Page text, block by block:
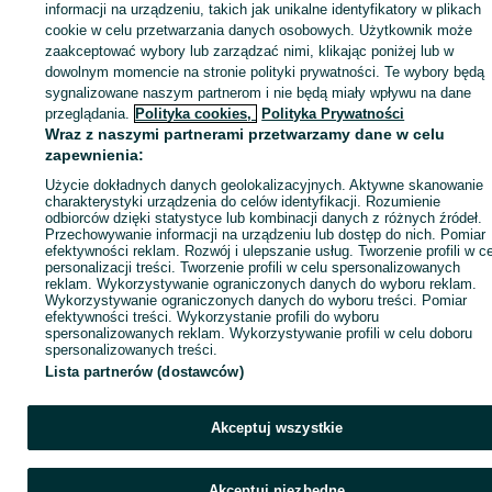
KATEGORIA
ID:1078528615 Wyświetlenia:
informacji na urządzeniu, takich jak unikalne identyfikatory w plikach
cookie w celu przetwarzania danych osobowych. Użytkownik może
zaakceptować wybory lub zarządzać nimi, klikając poniżej lub w
dowolnym momencie na stronie polityki prywatności. Te wybory będą
sygnalizowane naszym partnerom i nie będą miały wpływu na dane
przeglądania. Polityka cookies, Polityka Prywatności
Wraz z naszymi partnerami przetwarzamy dane w celu
zapewnienia:
Użycie dokładnych danych geolokalizacyjnych. Aktywne skanowanie
charakterystyki urządzenia do celów identyfikacji. Rozumienie
odbiorców dzięki statystyce lub kombinacji danych z różnych źródeł.
Przechowywanie informacji na urządzeniu lub dostęp do nich. Pomiar
efektywności reklam. Rozwój i ulepszanie usług. Tworzenie profili w
personalizacji treści. Tworzenie profili w celu spersonalizowanych
reklam. Wykorzystywanie ograniczonych danych do wyboru reklam.
Wykorzystywanie ograniczonych danych do wyboru treści. Pomiar
efektywności treści. Wykorzystanie profili do wyboru
spersonalizowanych reklam. Wykorzystywanie profili w celu doboru
spersonalizowanych treści.
Lista partnerów (dostawców)
Akceptuj wszystkie